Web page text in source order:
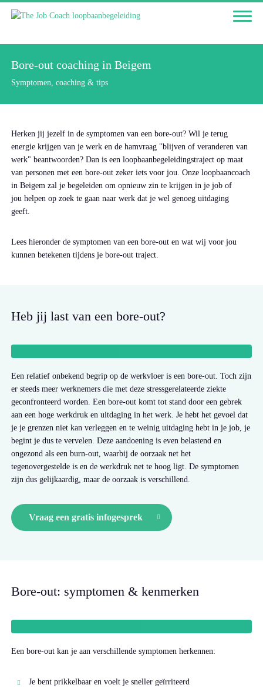
Bore-out coaching in Beigem
Symptomen, coaching & tips
Herken jij jezelf in de symptomen van een bore-out? Wil je terug
energie krijgen van je werk en de hamvraag "blijven of veranderen van
werk" beantwoorden? Dan is een loopbaanbegeleidingstraject op maat
van personen met een bore-out zeker iets voor jou. Onze loopbaancoach
in Beigem zal je begeleiden om opnieuw zin te krijgen in je job of
jou helpen op zoek te gaan naar werk dat je wel genoeg uitdaging
geeft.
Lees hieronder de symptomen van een bore-out en wat wij voor jou
kunnen betekenen tijdens je bore-out traject.
Heb jij last van een bore-out?
Een relatief onbekend begrip op de werkvloer is een bore-out. Toch zijn
er steeds meer werknemers die met deze stressgerelateerde ziekte
geconfronteerd worden. Een bore-out komt tot stand door een gebrek
aan een hoge werkdruk en uitdaging in het werk. Je hebt het gevoel dat
je je grenzen niet kan verleggen en te weinig uitdaging hebt in je job, je
begint je dus te vervelen. Deze aandoening is even belastend en
ongezond als een burn-out, waarbij de oorzaak net het
tegenovergestelde is en de werkdruk net te hoog ligt. De symptomen
zijn dus gelijkaardig, maar de oorzaak is verschillend.
Vraag een gratis infogesprek
Bore-out: symptomen & kenmerken
Een bore-out kan je aan verschillende symptomen herkennen:
Je bent prikkelbaar en voelt je sneller geïrriteerd